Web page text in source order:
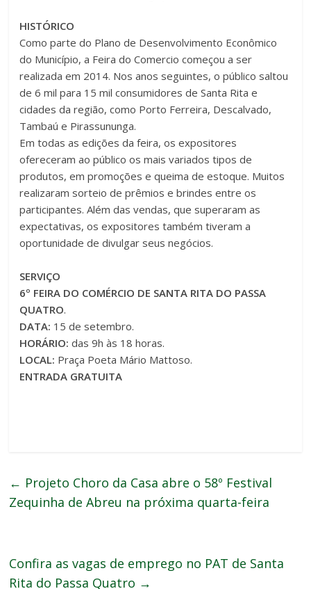
HISTÓRICO
Como parte do Plano de Desenvolvimento Econômico
do Município, a Feira do Comercio começou a ser
realizada em 2014. Nos anos seguintes, o público saltou
de 6 mil para 15 mil consumidores de Santa Rita e
cidades da região, como Porto Ferreira, Descalvado,
Tambaú e Pirassununga.
Em todas as edições da feira, os expositores
ofereceram ao público os mais variados tipos de
produtos, em promoções e queima de estoque. Muitos
realizaram sorteio de prêmios e brindes entre os
participantes. Além das vendas, que superaram as
expectativas, os expositores também tiveram a
oportunidade de divulgar seus negócios.
SERVIÇO
6º FEIRA DO COMÉRCIO DE SANTA RITA DO PASSA
QUATRO.
DATA: 15 de setembro.
HORÁRIO:das 9h às 18 horas.
LOCAL: Praça Poeta Mário Mattoso.
ENTRADA GRATUITA
← Projeto Choro da Casa abre o 58º Festival
Zequinha de Abreu na próxima quarta-feira
Confira as vagas de emprego no PAT de Santa
Rita do Passa Quatro →